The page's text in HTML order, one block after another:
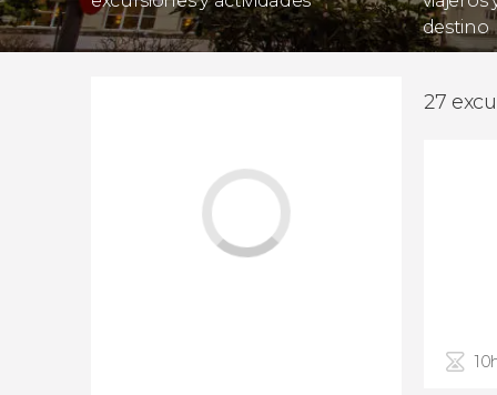
destino
27